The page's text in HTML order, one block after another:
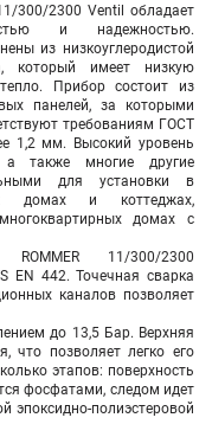
300/2300 Ventil обладает
и надежностью.
из низкоуглеродистой
который имеет низкую
Прибор состоит из
панелей, за которыми
требованиям ГОСТ
1,2 мм. Высокий уровень
а также многие другие
для установки в
домах и коттеджах,
домах с
11/300/2300
EN 442. Точечная сварка
каналов позволяет
до 13,5 Бар. Верхняя
что позволяет легко его
этапов: поверхность
фосфатами, следом идет
эпоксидно-полиэстеровой